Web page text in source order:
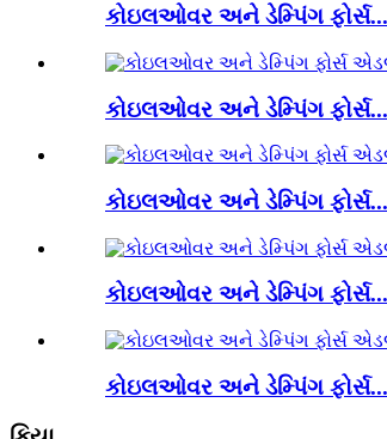
કોઇલઓવર અને ડેમ્પિંગ ફોર્સ...
કોઇલઓવર અને ડેમ્પિંગ ફોર્સ...
કોઇલઓવર અને ડેમ્પિંગ ફોર્સ...
કોઇલઓવર અને ડેમ્પિંગ ફોર્સ...
કોઇલઓવર અને ડેમ્પિંગ ફોર્સ...